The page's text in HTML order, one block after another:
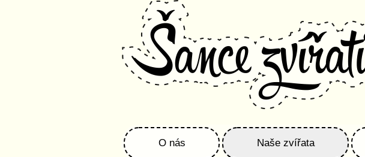
O nás Naše zvířata